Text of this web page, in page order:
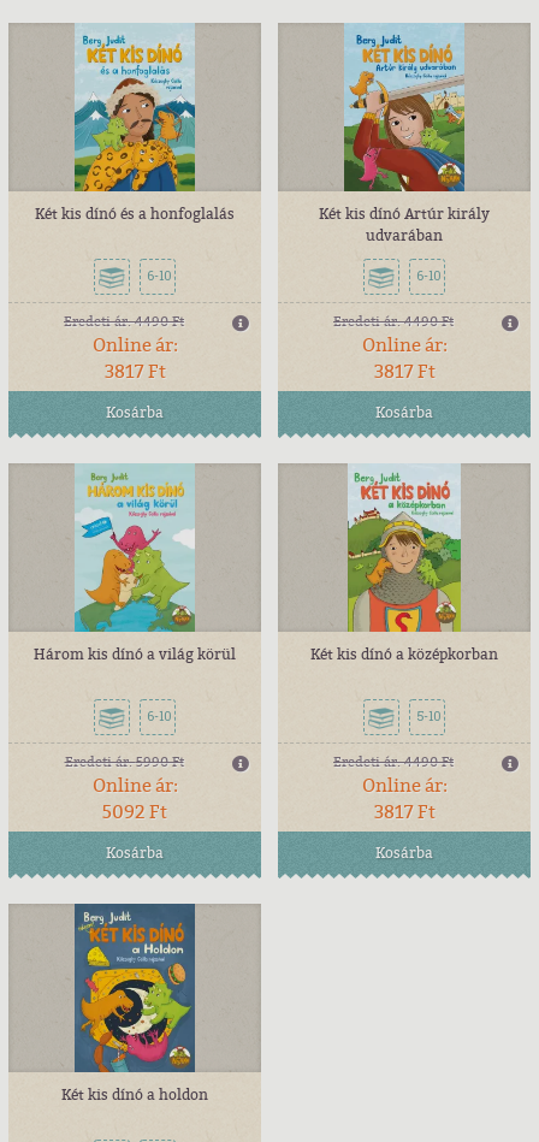
Két kis dínó és a honfoglalás
6-10
Eredeti ár:4490 Ft
Online ár:
3817 Ft
Kosárba
Két kis dínó Artúr király
udvarában
6-10
Eredeti ár:4490 Ft
Online ár:
3817 Ft
Kosárba
Három kis dínó a világ körül
6-10
Eredeti ár:5990 Ft
Online ár:
5092 Ft
Kosárba
Két kis dínó a középkorban
5-10
Eredeti ár:4490 Ft
Online ár:
3817 Ft
Kosárba
Két kis dínó a holdon